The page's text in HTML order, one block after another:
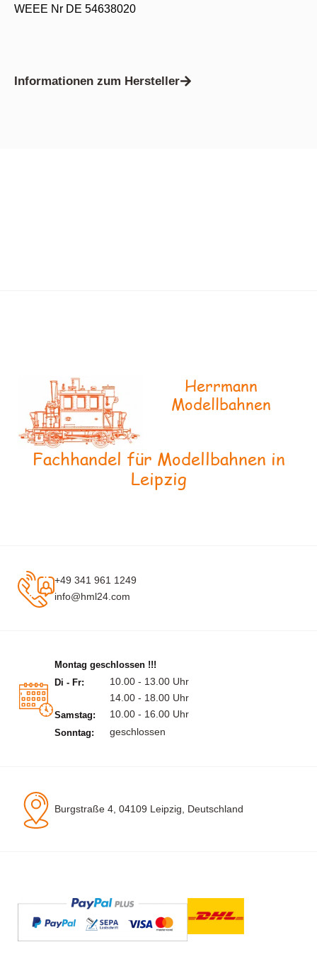
WEEE Nr DE 54638020
Informationen zum Hersteller
Herrmann
Modellbahnen
Fachhandel für Modellbahnen in
Leipzig
+49 341 961 1249
info@hml24.com
Montag geschlossen !!!
Di - Fr:
10.00 - 13.00 Uhr
14.00 - 18.00 Uhr
Samstag: 10.00 - 16.00 Uhr
Sonntag: geschlossen
Burgstraße 4, 04109 Leipzig, Deutschland